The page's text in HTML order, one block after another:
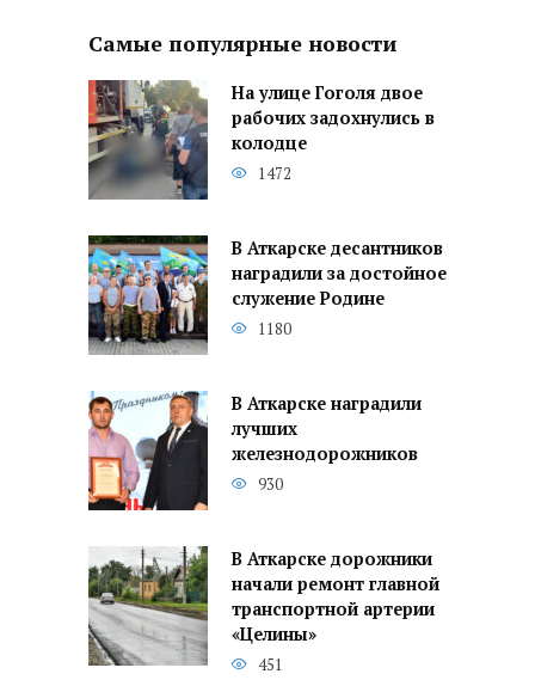
Самые популярные новости
На улице Гоголя двое
рабочих задохнулись в
колодце
1472
В Аткарске десантников
наградили за достойное
служение Родине
1180
В Аткарске наградили
лучших
железнодорожников
930
В Аткарске дорожники
начали ремонт главной
транспортной артерии
«Целины»
451